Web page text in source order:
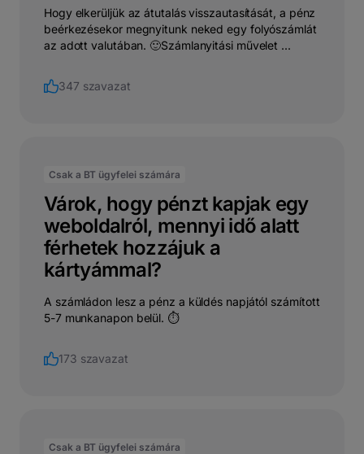
Hogy elkerüljük az átutalás visszautasítását, a pénz
beérkezésekor megnyitunk neked egy folyószámlát
az adott valutában. 🙂Számlanyitási művelet ...
347 szavazat
Csak a BT ügyfelei számára
Várok, hogy pénzt kapjak egy
weboldalról, mennyi idő alatt
férhetek hozzájuk a
kártyámmal?
A számládon lesz a pénz a küldés napjától számított
5-7 munkanapon belül. ⏱
173 szavazat
Csak a BT ügyfelei számára